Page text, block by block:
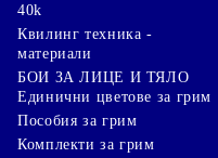
40k
Квилинг техника -
материали
БОИ ЗА ЛИЦЕ И ТЯЛО
Единични цветове за грим
Пособия за грим
Комплекти за грим